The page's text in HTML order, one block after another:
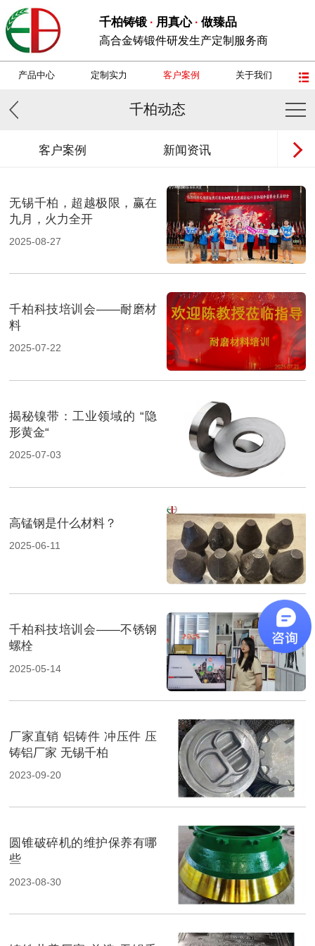
千柏铸锻· 用真心· 做臻品
高合金铸锻件研发生产定制服务商
产品中心 定制实力 客户案例 关于我们
千柏动态
客户案例 新闻资讯 高
无锡千柏，超越极限，赢在
九月，火力全开
2025-08-27
千柏科技培训会——耐磨材
料
2025-07-22
揭秘镍带：工业领域的 “隐
形黄金“
2025-07-03
高锰钢是什么材料？
2025-06-11
千柏科技培训会——不锈钢
螺栓
2025-05-14
厂家直销 铝铸件 冲压件 压
铸铝厂家 无锡千柏
2023-09-20
圆锥破碎机的维护保养有哪
些
2023-08-30